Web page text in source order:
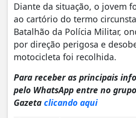
Diante da situação, o jovem
ao cartório do termo
Batalhão da Polícia Militar,
por direção perigosa e
motocicleta foi recolhida.
Para receber as principais
pelo WhatsApp entre no
Gazeta clicando aqui